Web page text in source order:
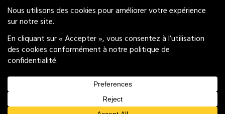
Nos conseils
Careers
Privacy Policy
Mentions Légales
© 2026 Groove Brand Experience